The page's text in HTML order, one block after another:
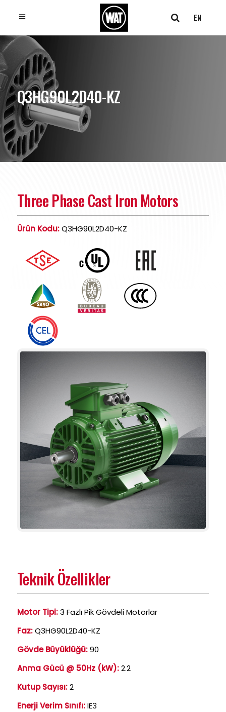
EN
Q3HG90L2D40-KZ
Three Phase Cast Iron Motors
Ürün Kodu:Q3HG90L2D40-KZ
Teknik Özellikler
Motor Tipi:3 Fazlı Pik Gövdeli Motorlar
Faz:Q3HG90L2D40-KZ
Gövde Büyüklüğü:90
Anma Gücü @ 50Hz (kW):2.2
Kutup Sayısı:2
Enerji Verim Sınıfı:IE3